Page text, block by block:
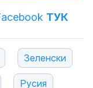
ТУК
Зеленски
Русия